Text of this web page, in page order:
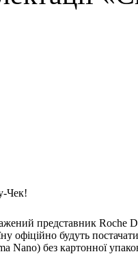
Чек!
представник Roche
офіційно будуть
без картонної